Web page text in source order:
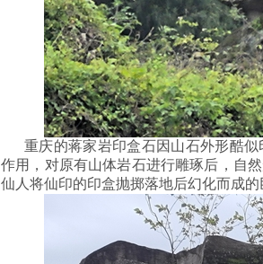
重庆的蒋家岩印盒石因山石外形酷似
作用，对原有山体岩石进行雕琢后，自
仙人将仙印的印盒抛掷落地后幻化而成